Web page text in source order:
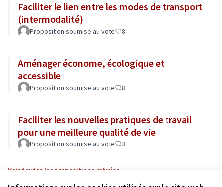
Faciliter le lien entre les modes de transport
(intermodalité)
Proposition soumise au vote 8
Aménager économe, écologique et
accessible
Proposition soumise au vote 8
Faciliter les nouvelles pratiques de travail
pour une meilleure qualité de vie
Proposition soumise au vote 3
Voir toutes les propositions retirées